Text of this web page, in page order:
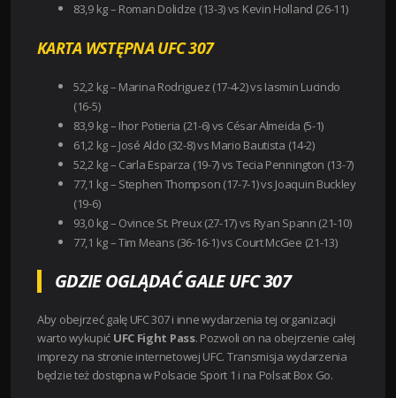
83,9 kg – Roman Dolidze (13-3) vs Kevin Holland (26-11)
KARTA WSTĘPNA UFC 307
52,2 kg – Marina Rodriguez (17-4-2) vs Iasmin Lucindo
(16-5)
83,9 kg – Ihor Potieria (21-6) vs César Almeida (5-1)
61,2 kg – José Aldo (32-8) vs Mario Bautista (14-2)
52,2 kg – Carla Esparza (19-7) vs Tecia Pennington (13-7)
77,1 kg – Stephen Thompson (17-7-1) vs Joaquin Buckley
(19-6)
93,0 kg – Ovince St. Preux (27-17) vs Ryan Spann (21-10)
77,1 kg – Tim Means (36-16-1) vs Court McGee (21-13)
GDZIE OGLĄDAĆ GALE UFC 307
Aby obejrzeć galę UFC 307 i inne wydarzenia tej organizacji
warto wykupić UFC Fight Pass. Pozwoli on na obejrzenie całej
imprezy na stronie internetowej UFC. Transmisja wydarzenia
będzie też dostępna w Polsacie Sport 1 i na Polsat Box Go.